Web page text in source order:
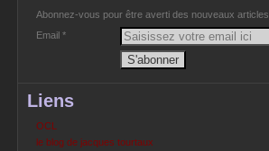
Abonnez-vous pour être averti des nouveaux articles
Email
Liens
OCL
le blog de jacques tourtaux